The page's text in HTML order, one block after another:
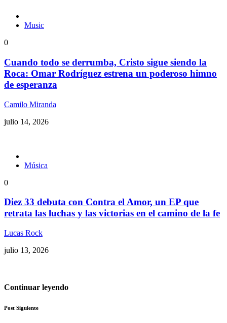
Music
0
Cuando todo se derrumba, Cristo sigue siendo la
Roca: Omar Rodríguez estrena un poderoso himno
de esperanza
Camilo Miranda
julio 14, 2026
Música
0
Diez 33 debuta con Contra el Amor, un EP que
retrata las luchas y las victorias en el camino de la fe
Lucas Rock
julio 13, 2026
Continuar leyendo
Post Siguiente